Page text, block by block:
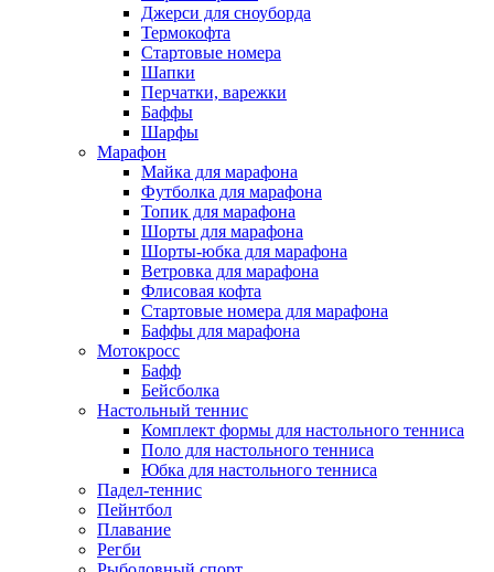
Джерси для сноуборда
Термокофта
Стартовые номера
Шапки
Перчатки, варежки
Баффы
Шарфы
Марафон
Майка для марафона
Футболка для марафона
Топик для марафона
Шорты для марафона
Шорты-юбка для марафона
Ветровка для марафона
Флисовая кофта
Стартовые номера для марафона
Баффы для марафона
Мотокросс
Бафф
Бейсболка
Настольный теннис
Комплект формы для настольного тенниса
Поло для настольного тенниса
Юбка для настольного тенниса
Падел-теннис
Пейнтбол
Плавание
Регби